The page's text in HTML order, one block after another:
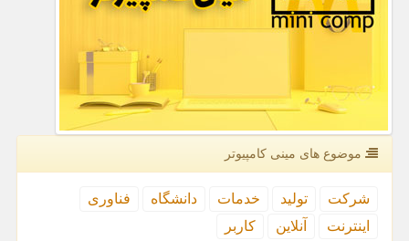
موضوع های مینی كامپیوتر
شركت تولید خدمات دانشگاه
فناوری
اینترنت
آنلاین كاربر